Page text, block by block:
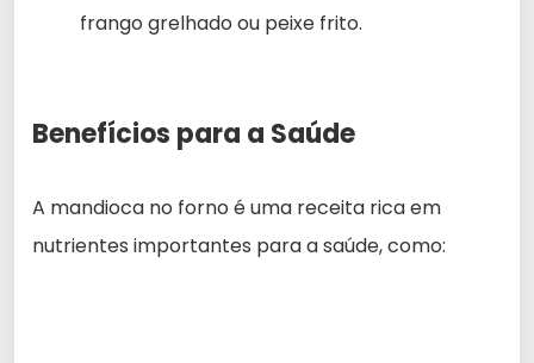
frango grelhado ou peixe frito.
Benefícios para a Saúde
A mandioca no forno é uma receita rica em
nutrientes importantes para a saúde, como: